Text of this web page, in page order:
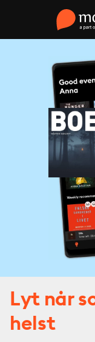
Lyt når
helst